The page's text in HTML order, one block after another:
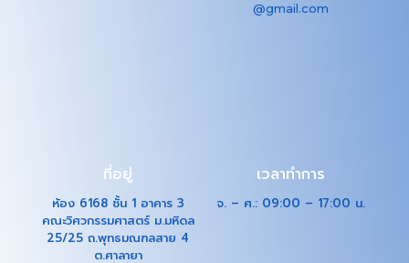
@gmail.com
ที่อยู่
ห้อง 6168 ชั้น 1 อาคาร 3
คณะวิศวกรรมศาสตร์ ม.มหิดล
25/25 ถ.พุทธมณฑลสาย 4
ต.ศาลายา
เวลาทำการ
จ. – ศ.: 09:00 – 17:00 น.